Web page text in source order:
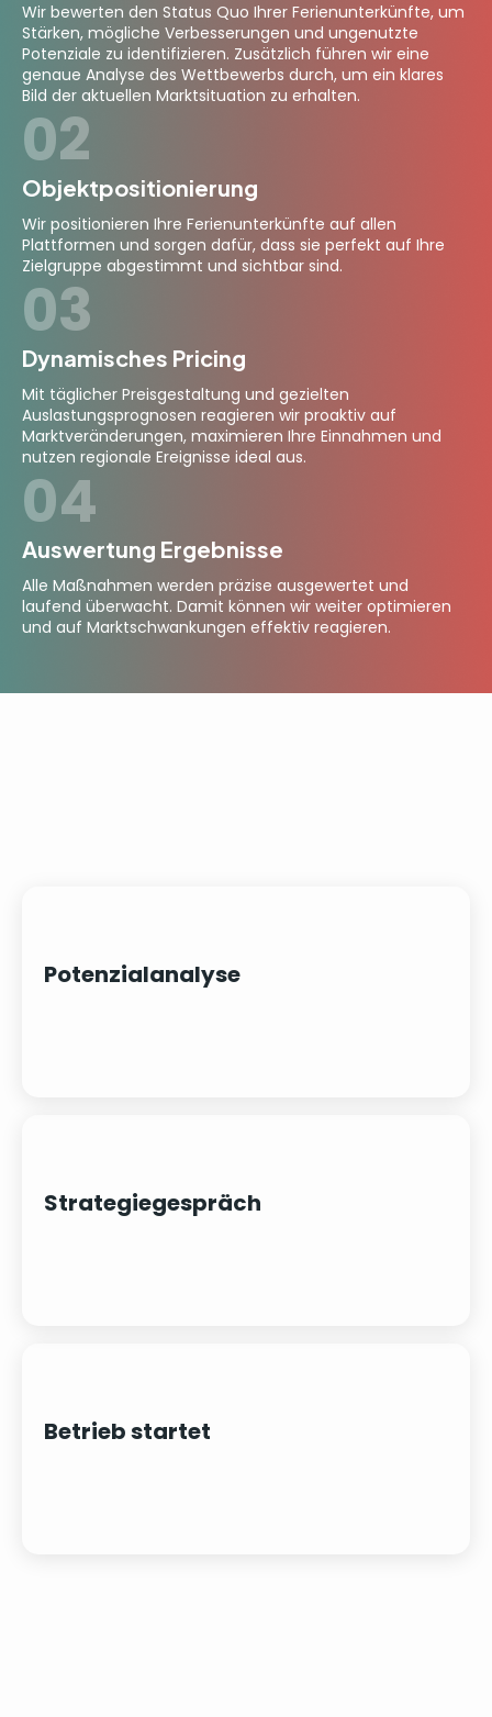
Wir bewerten den Status Quo Ihrer Ferienunterkünfte, um
Stärken, mögliche Verbesserungen und ungenutzte
Potenziale zu identifizieren. Zusätzlich führen wir eine
genaue Analyse des Wettbewerbs durch, um ein klares
Bild der aktuellen Marktsituation zu erhalten.
02
Objektpositionierung
Wir positionieren Ihre Ferienunterkünfte auf allen
Plattformen und sorgen dafür, dass sie perfekt auf Ihre
Zielgruppe abgestimmt und sichtbar sind.
03
Dynamisches Pricing
Mit täglicher Preisgestaltung und gezielten
Auslastungsprognosen reagieren wir proaktiv auf
Marktveränderungen, maximieren Ihre Einnahmen und
nutzen regionale Ereignisse ideal aus.
04
Auswertung Ergebnisse
Alle Maßnahmen werden präzise ausgewertet und
laufend überwacht. Damit können wir weiter optimieren
und auf Marktschwankungen effektiv reagieren.
Potenzialanalyse
Strategiegespräch
Betrieb startet